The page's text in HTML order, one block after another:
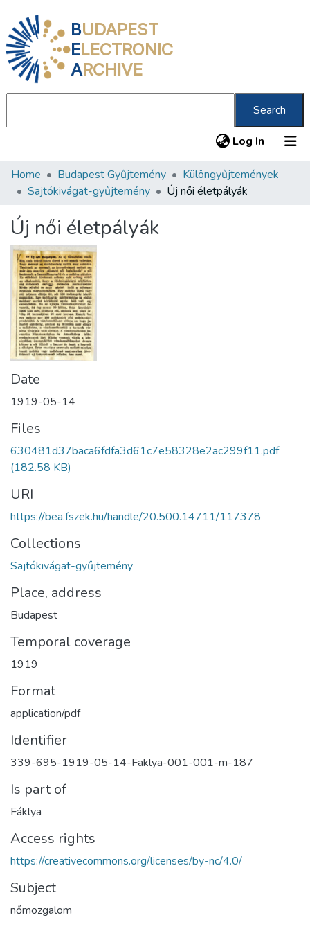
BUDAPEST
ELECTRONIC
ARCHIVE
Search
Log In (current)
Communities & Collections
Statistics
About us
Home Budapest Gyűjtemény
Különgyűjtemények
Sajtókivágat-gyűjtemény
Új női életpályák
Új női életpályák
Date
1919-05-14
Files
630481d37baca6fdfa3d61c7e58328e2ac299f11.pdf
(182.58 KB)
URI
https://bea.fszek.hu/handle/20.500.14711/117378
Collections
Sajtókivágat-gyűjtemény
Place, address
Budapest
Temporal coverage
1919
Format
application/pdf
Identifier
339-695-1919-05-14-Faklya-001-001-m-187
Is part of
Fáklya
Access rights
https://creativecommons.org/licenses/by-nc/4.0/
Subject
nőmozgalom